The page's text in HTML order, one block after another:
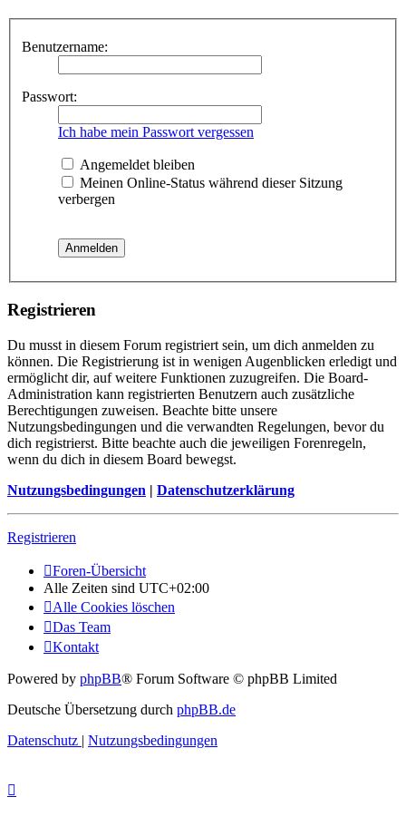
Benutzername:
Passwort:
Ich habe mein Passwort vergessen
Angemeldet bleiben
Meinen Online-Status während dieser Sitzung
verbergen
Registrieren
Du musst in diesem Forum registriert sein, um dich anmelden zu
können. Die Registrierung ist in wenigen Augenblicken erledigt und
ermöglicht dir, auf weitere Funktionen zuzugreifen. Die Board-
Administration kann registrierten Benutzern auch zusätzliche
Berechtigungen zuweisen. Beachte bitte unsere
Nutzungsbedingungen und die verwandten Regelungen, bevor du
dich registrierst. Bitte beachte auch die jeweiligen Forenregeln,
wenn du dich in diesem Board bewegst.
Nutzungsbedingungen | Datenschutzerklärung
Registrieren
Foren-Übersicht
Alle Zeiten sind UTC+02:00
Alle Cookies löschen
Das Team
Kontakt
Powered by phpBB® Forum Software © phpBB Limited
Deutsche Übersetzung durch phpBB.de
Datenschutz | Nutzungsbedingungen